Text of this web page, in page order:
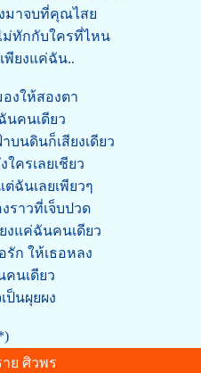
มาจบที่คุณไสย
ม่ทักกับใครที่ไหน
พียงแค่ฉัน..
งให้สองตา
นคนเดียว
บนดินก็เสียงเดียว
ครเลยเชียว
ฉันเลยเพียวๆ
ราวที่เจ็บปวด
งแค่ฉันคนเดียว
รัก ให้เธอหลง
คนเดียว
ป็นผุยผง
ย ศิวพร